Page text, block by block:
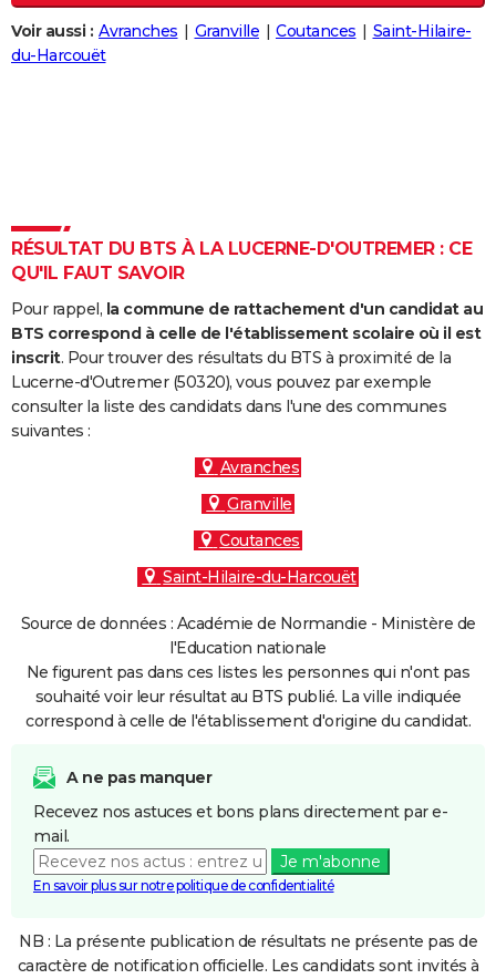
Destinations
City break
Voyage nature
Voyage de noces
Forum
Climat
+
PHOTO
Dictionnaire
Biographies
Citations
Expressions
Proverbes
PROGRAMME TV
S'inscrire
Se connecter
Lycées
Collèges
Primaires
Universités
Entreprises
Service militaire
Avis de recherche
AVIS DE DÉCÈS
FORUM
Bricolage
Lifestyle
Culture
Sport
Auto
Television
Voyage
Cinema
Voir aussi : Avranches Granville Coutances
Saint-Hilaire-
du-Harcouët
RÉSULTAT DU BTS À LA LUCERNE-D'OUTREMER : CE
QU'IL FAUT SAVOIR
Pour rappel, la commune de rattachement d'un candidat au
BTS correspond à celle de l'établissement scolaire où il est
inscrit. Pour trouver des résultats du BTS à proximité de la
Lucerne-d'Outremer (50320), vous pouvez par exemple
consulter la liste des candidats dans l'une des communes
suivantes :
Avranches
Granville
Coutances
Saint-Hilaire-du-Harcouët
Source de données : Académie de Normandie - Ministère de
l'Education nationale
Ne figurent pas dans ces listes les personnes qui n'ont pas
souhaité voir leur résultat au BTS publié. La ville indiquée
correspond à celle de l'établissement d'origine du candidat.
A ne pas manquer
Recevez nos astuces et bons plans directement par e-
mail.
Je m'abonne
En savoir plus sur notre politique de confidentialité
NB : La présente publication de résultats ne présente pas de
caractère de notification officielle. Les candidats sont invités à